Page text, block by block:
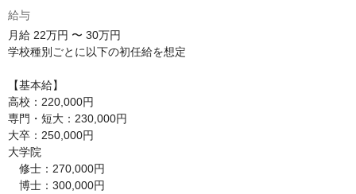
給与
月給 22万円 〜 30万円
学校種別ごとに以下の初任給を想定
【基本給】
高校：220,000円
専門・短大：230,000円
大卒：250,000円
大学院
修士：270,000円
博士：300,000円